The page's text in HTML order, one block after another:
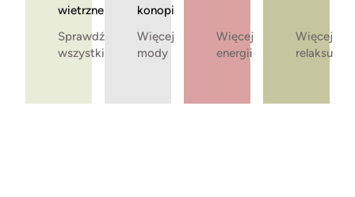
wietrzne
Sprawdź
wszystkie
konopi
Więcej
mody
Więcej
energii
Więcej
relaksu